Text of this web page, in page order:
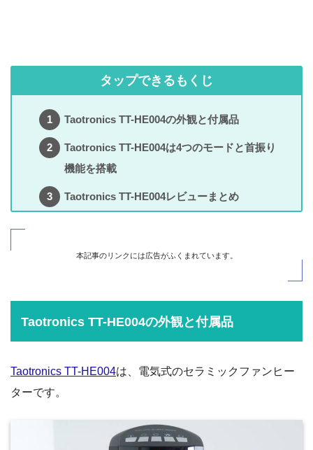
タップできるもくじ
Taotronics TT-HE004の外観と付属品
Taotronics TT-HE004は4つのモードと首振り
機能を搭載
Taotronics TT-HE004レビューまとめ
本記事のリンクには広告がふくまれています。
Taotronics TT-HE004の外観と付属品
Taotronics TT-HE004は、電気式のセラミックファンヒー
ターです。